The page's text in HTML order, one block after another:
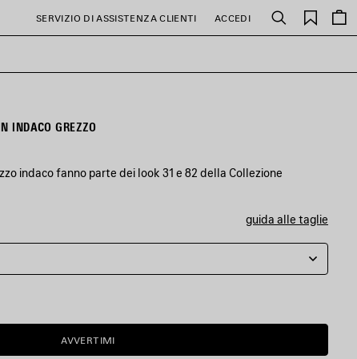
SERVIZIO DI ASSISTENZA CLIENTI ACCEDI Cerca
INDACO GREZZO
indaco fanno parte dei look 31 e 82 della Collezione
guida alle taglie
AVVERTIMI
AVVERTIMI
SELEZIONA